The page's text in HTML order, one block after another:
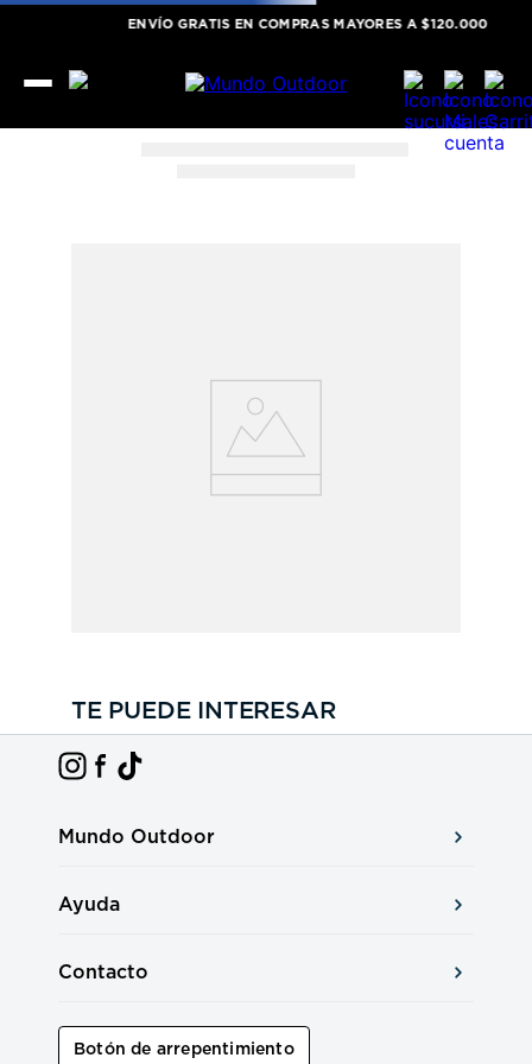
ENVÍO GRATIS EN COMPRAS MAYORES A $120.000
TE PUEDE INTERESAR
Mundo Outdoor
Ayuda
Contacto
Botón de arrepentimiento